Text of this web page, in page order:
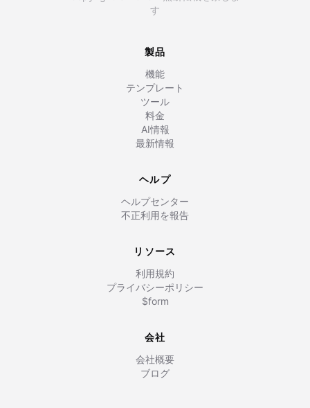
す
製品
機能
テンプレート
ツール
料金
AI情報
最新情報
ヘルプ
ヘルプセンター
不正利用を報告
リソース
利用規約
プライバシーポリシー
$form
会社
会社概要
ブログ